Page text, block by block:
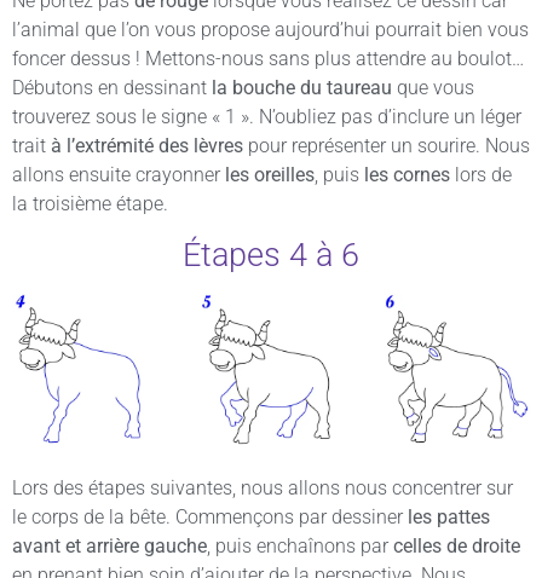
l’animal que l’on vous propose aujourd’hui pourrait bien vous
foncer dessus ! Mettons-nous sans plus attendre au boulot…
Débutons en dessinant la bouche du taureau que vous
trouverez sous le signe « 1 ». N’oubliez pas d’inclure un léger
trait à l’extrémité des lèvres pour représenter un sourire. Nous
allons ensuite crayonner les oreilles , puis les cornes lors de
la troisième étape.
Étapes 4 à 6
Lors des étapes suivantes, nous allons nous concentrer sur
le corps de la bête. Commençons par dessiner les pattes
avant et arrière gauche , puis enchaînons par celles de droite